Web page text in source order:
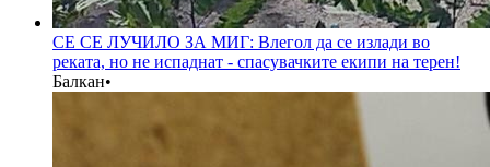
СЕ СЕ ЛУЧИЛО ЗА МИГ: Влегол да се излади во
реката, но не испаднат - спасувачките екипи на терен!
Балкан•